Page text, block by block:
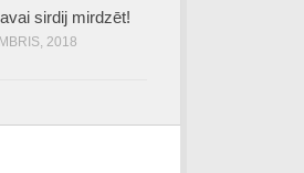
sirdij mirdzēt!
2018